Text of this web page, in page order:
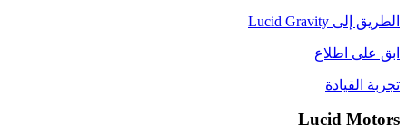
الطريق إلى Lucid Gravity
ابق على اطلاع
تجربة القيادة
Lucid Motors